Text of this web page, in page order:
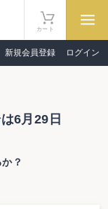
カート
新規会員登録 ログイン
6月29日
？